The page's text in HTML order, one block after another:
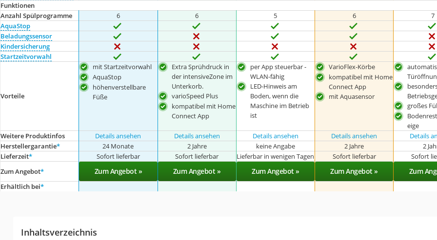
Funktionen
Anzahl Spülprogramme
6 6 5 6 7
AquaStop
Beladungssensor
Kindersicherung
Startzeitvorwahl
Vorteile
mit Startzeitvorwahl
AquaStop
höhenverstellbare
Füße
Extra Sprühdruck in
der intensiveZone im
Unterkorb.
varioSpeed Plus
kompatibel mit Home
Connect App
per App steuerbar -
WLAN-fähig
LED-Hinweis am
Boden, wenn die
Maschine im Betrieb
ist
VarioFlex-Körbe
kompatibel mit Home
Connect App
mit Aquasensor
großes
eige
Weitere Produktinfos Details ansehen Details ansehen Details ansehen Details ansehen Details
Herstellergarantie* 24 Monate 2 Jahre keine Angabe 2 Jahre 2
Lieferzeit* Sofort lieferbar Sofort lieferbar Lieferbar in wenigen Tagen Sofort lieferbar Sofort
Zum Angebot* Zum Angebot » Zum Angebot » Zum Angebot » Zum Angebot » Zum
Erhältlich bei*
Inhaltsverzeichnis